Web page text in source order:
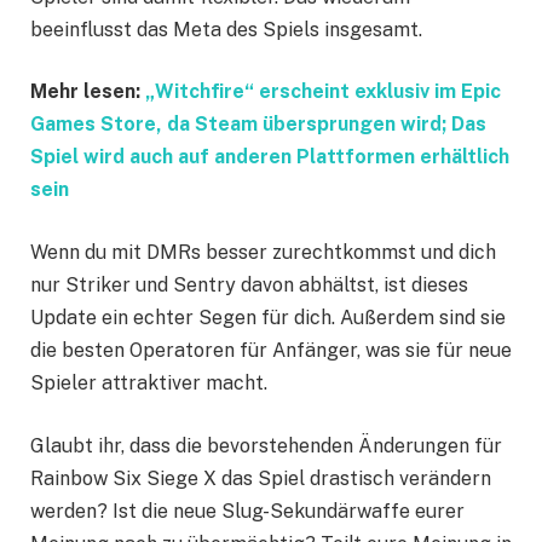
beeinflusst das Meta des Spiels insgesamt.
Mehr lesen: „Witchfire“ erscheint exklusiv im Epic
Games Store, da Steam übersprungen wird; Das
Spiel wird auch auf anderen Plattformen erhältlich
sein
Wenn du mit DMRs besser zurechtkommst und dich
nur Striker und Sentry davon abhältst, ist dieses
Update ein echter Segen für dich. Außerdem sind sie
die besten Operatoren für Anfänger, was sie für neue
Spieler attraktiver macht.
Glaubt ihr, dass die bevorstehenden Änderungen für
Rainbow Six Siege X das Spiel drastisch verändern
werden? Ist die neue Slug-Sekundärwaffe eurer